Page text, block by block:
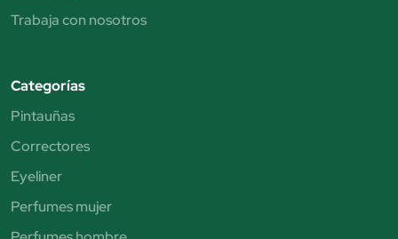
Trabaja con nosotros
Categorías
Pintauñas
Correctores
Eyeliner
Perfumes mujer